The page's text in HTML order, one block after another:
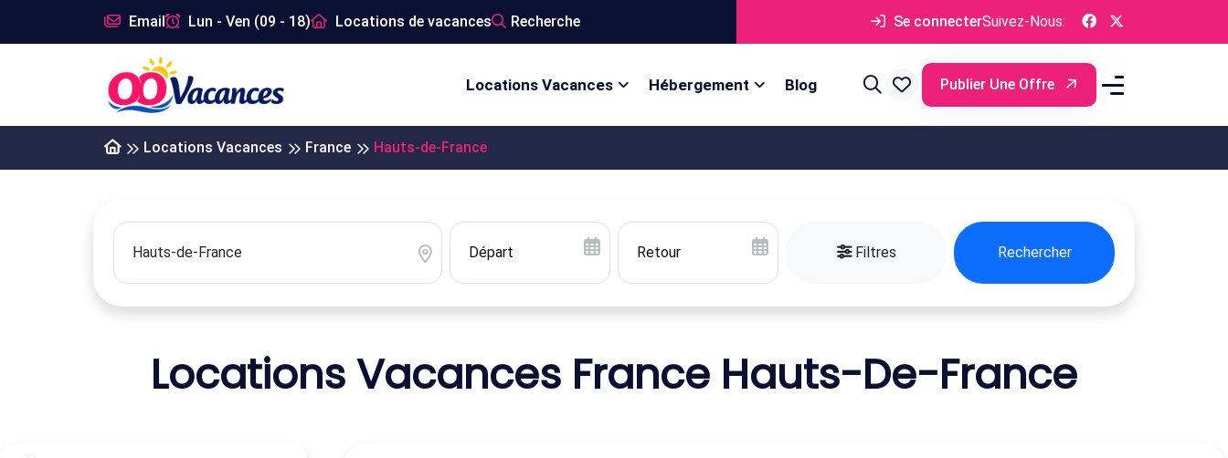
Email Lun - Ven (09 - 18) Locations de vacances Recherche Se connecterSuivez-Nous:
Locations Vacances Hébergement Blog Publier Une Offre
Locations Vacances France Hauts-de-France
Filtres Rechercher
Locations Vacances France Hauts-De-France